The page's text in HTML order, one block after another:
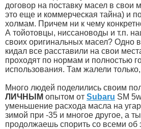
договор на поставку масел в свои
это еще и коммерческая тайна) и
холмам. Причем ни к чему
А тойотовцы, ниссановоды и т.п.
своих оригинальных масел? Одно
кидал все расставили на свои
проходят по нормам и полностью
использования. Там жалели только,
Много людей поделились своим
ЛИЧНЫМ опытом от Subaru SM
уменьшение расхода масла на
зимой при -35 и многое другое, а
продолжаешь спорить со всеми об